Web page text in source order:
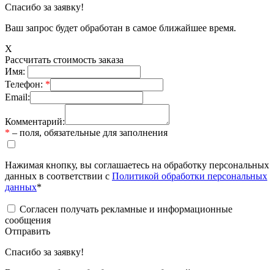
Спасибо за заявку!
Ваш запрос будет обработан в самое ближайшее время.
X
Рассчитать стоимость заказа
Имя:
Телефон: *
Email:
Комментарий:
* – поля, обязательные для заполнения
Нажимая кнопку, вы соглашаетесь на обработку персональных
данных в соответствии с Политикой обработки персональных
данных*
Согласен получать рекламные и информационные
сообщения
Отправить
Спасибо за заявку!